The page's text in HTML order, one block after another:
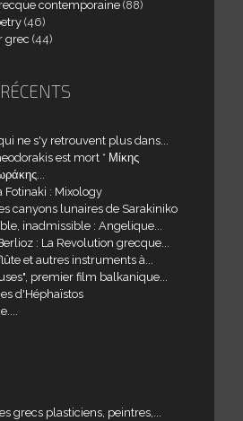
contemporaine (88)
(46)
grec (44)
ne s'y retrouvent plus dans...
est mort * Μίκης
Fotinaki : Mixology
canyons lunaires de Sarakiniko
inadmissible : Angelique...
: La Revolution grecque...
et autres instruments à...
premier film balkanique...
d'Héphaïstos
grecs plasticiens, peintres,...